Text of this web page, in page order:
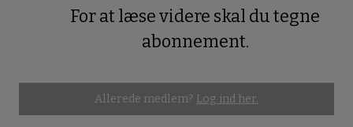
For at læse videre skal du tegne
abonnement.
Allerede medlem? Log ind her.